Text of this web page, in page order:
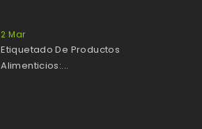
2 Mar
Etiquetado De Productos
Alimenticios:...